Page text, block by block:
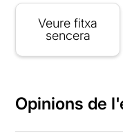
Veure fitxa
sencera
Opinions de